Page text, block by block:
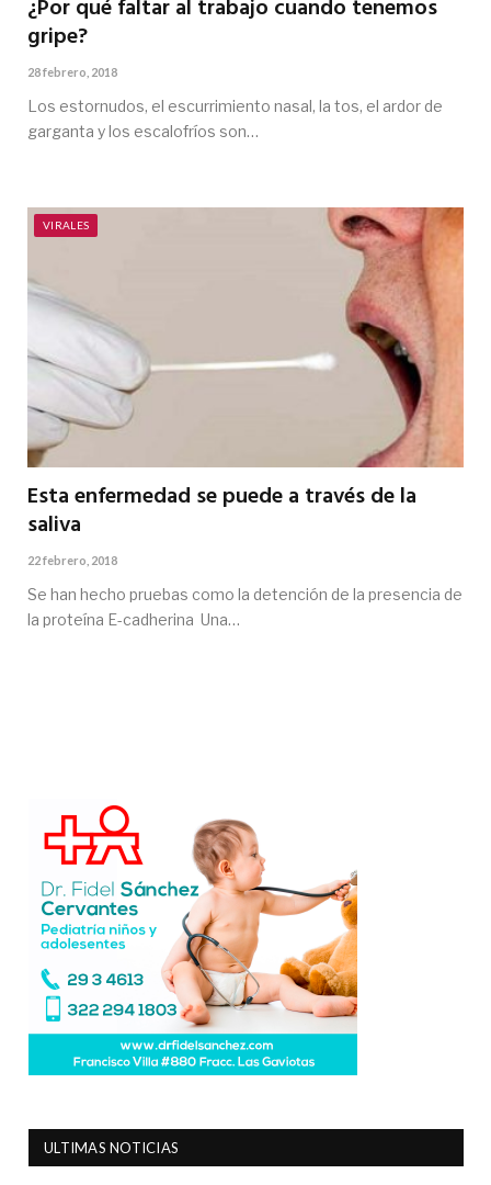
¿Por qué faltar al trabajo cuando tenemos
gripe?
28 febrero, 2018
Los estornudos, el escurrimiento nasal, la tos, el ardor de
garganta y los escalofríos son…
VIRALES
Esta enfermedad se puede a través de la
saliva
22 febrero, 2018
Se han hecho pruebas como la detención de la presencia de
la proteína E-cadherina Una…
ULTIMAS NOTICIAS